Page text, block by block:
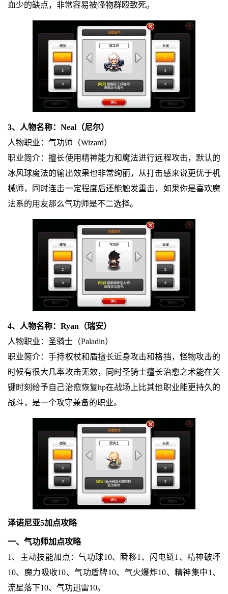
血少的缺点，非常容易被怪物群殴致死。
3、人物名称：Neal（尼尔）
人物职业：气功师（Wizard）
职业简介：擅长使用精神能力和魔法进行远程攻击，默认的
冰风球魔法的输出效果也非常绚丽，从打击感来说更优于机
械师，同时连击一定程度后还能触发重击，如果你是喜欢魔
法系的用友那么气功师是不二选择。
4、人物名称：Ryan（瑞安）
人物职业：圣骑士（Paladin）
职业简介：手持权杖和盾擅长近身攻击和格挡，怪物攻击的
时候有很大几率攻击无效，同时圣骑士擅长治愈之术能在关
键时刻给予自己治愈恢复hp在战场上比其他职业能更持久的
战斗，是一个攻守兼备的职业。
泽诺尼亚5加点攻略
一、气功师加点攻略
1、主动技能加点：气功球10、瞬移1、闪电链1、精神破坏
10、魔力吸收10、气功盾牌10、气火爆炸10、精神集中1、
流星落下10、气功迅雷10。